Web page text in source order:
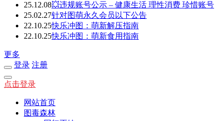
25.12.08💥违规账号公示 – 健康生活 理性消费 珍惜账号
25.02.27针对图萌永久会员以下公告
22.10.25快乐冲图：萌新解压指南
22.10.25快乐冲图：萌新食用指南
更多
登录 注册
点击登录
网站首页
图毒森林